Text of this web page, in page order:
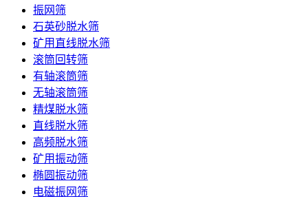
振网筛
石英砂脱水筛
矿用直线脱水筛
滚筒回转筛
有轴滚筒筛
无轴滚筒筛
精煤脱水筛
直线脱水筛
高频脱水筛
矿用振动筛
椭圆振动筛
电磁振网筛